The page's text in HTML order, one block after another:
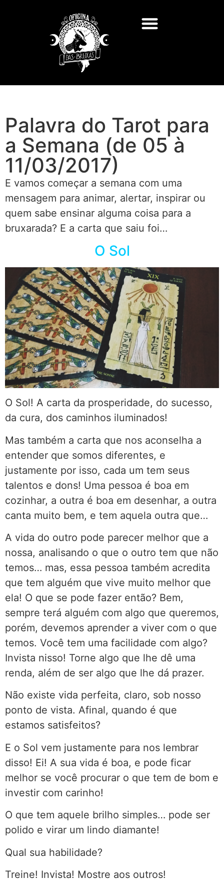
Palavra do Tarot para
a Semana (de 05 à
11/03/2017)
E vamos começar a semana com uma
mensagem para animar, alertar, inspirar ou
quem sabe ensinar alguma coisa para a
bruxarada? E a carta que saiu foi…
O Sol
O Sol! A carta da prosperidade, do sucesso,
da cura, dos caminhos iluminados!
Mas também a carta que nos aconselha a
entender que somos diferentes, e
justamente por isso, cada um tem seus
talentos e dons! Uma pessoa é boa em
cozinhar, a outra é boa em desenhar, a outra
canta muito bem, e tem aquela outra que…
A vida do outro pode parecer melhor que a
nossa, analisando o que o outro tem que não
temos… mas, essa pessoa também acredita
que tem alguém que vive muito melhor que
ela! O que se pode fazer então? Bem,
sempre terá alguém com algo que queremos,
porém, devemos aprender a viver com o que
temos. Você tem uma facilidade com algo?
Invista nisso! Torne algo que lhe dê uma
renda, além de ser algo que lhe dá prazer.
Não existe vida perfeita, claro, sob nosso
ponto de vista. Afinal, quando é que
estamos satisfeitos?
E o Sol vem justamente para nos lembrar
disso! Ei! A sua vida é boa, e pode ficar
melhor se você procurar o que tem de bom e
investir com carinho!
O que tem aquele brilho simples… pode ser
polido e virar um lindo diamante!
Qual sua habilidade?
Treine! Invista! Mostre aos outros!